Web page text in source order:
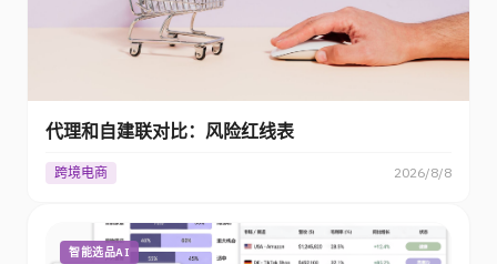
代理和自建联对比：风险红线表
跨境电商 2026/8/8
智能选品AI